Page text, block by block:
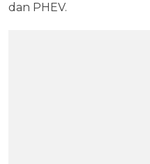
dan PHEV.